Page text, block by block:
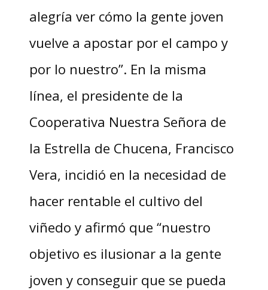
alegría ver cómo la gente joven
vuelve a apostar por el campo y
por lo nuestro”. En la misma
línea, el presidente de la
Cooperativa Nuestra Señora de
la Estrella de Chucena, Francisco
Vera, incidió en la necesidad de
hacer rentable el cultivo del
viñedo y afirmó que “nuestro
objetivo es ilusionar a la gente
joven y conseguir que se pueda